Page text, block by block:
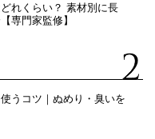
れくらい？ 素材別に長
専門家監修】
うコツ｜ぬめり・臭いを